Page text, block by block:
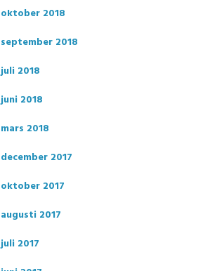
oktober 2018
september 2018
juli 2018
juni 2018
mars 2018
december 2017
oktober 2017
augusti 2017
juli 2017